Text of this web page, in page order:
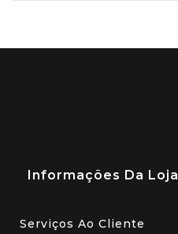
Informações Da Loja
Serviços Ao Cliente